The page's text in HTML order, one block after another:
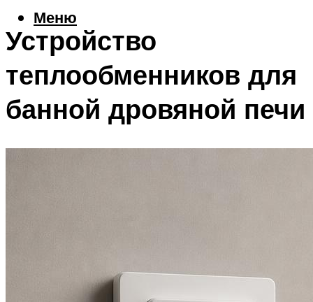
Меню
Устройство
теплообменников для
банной дровяной печи